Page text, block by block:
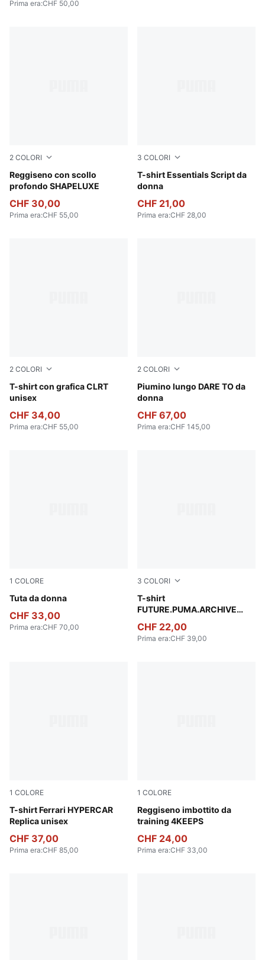
Prima era:CHF 50,00
2 COLORI
Reggiseno con scollo
profondo SHAPELUXE
Puma Black
CHF 30,00
Prima era:CHF 55,00
3 COLORI
T-shirt Essentials Script da
donna
Puma White
CHF 21,00
Prima era:CHF 28,00
2 COLORI
T-shirt con grafica CLRT
unisex
Cool Light Gray
CHF 34,00
Prima era:CHF 55,00
2 COLORI
Piumino lungo DARE TO da
donna
Gold Moon
CHF 67,00
Prima era:CHF 145,00
1 COLORE
Tuta da donna
Puma Black
CHF 33,00
Prima era:CHF 70,00
3 COLORI
T-shirt
FUTURE.PUMA.ARCHIVE
unisex
Puma White
CHF 22,00
Prima era:CHF 39,00
1 COLORE
T-shirt Ferrari HYPERCAR
Replica unisex
PUMA Red
CHF 37,00
Prima era:CHF 85,00
1 COLORE
Reggiseno imbottito da
training 4KEEPS
Deep Plum
CHF 24,00
Prima era:CHF 33,00